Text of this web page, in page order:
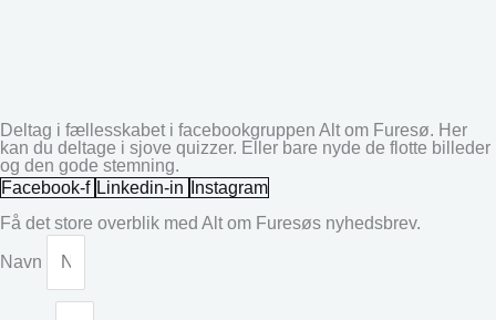
Deltag i fællesskabet i facebookgruppen Alt om Furesø. Her
kan du deltage i sjove quizzer. Eller bare nyde de flotte billeder
og den gode stemning.
Facebook-f Linkedin-in
Instagram
Få det store overblik med Alt om Furesøs nyhedsbrev.
Navn